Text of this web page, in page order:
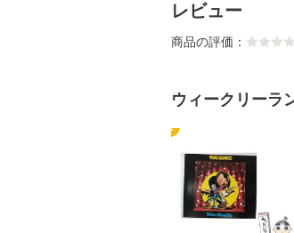
レビュー
商品の評価：
ウィークリーラ
1